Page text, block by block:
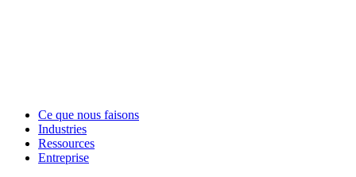
Ce que nous faisons
Industries
Ressources
Entreprise